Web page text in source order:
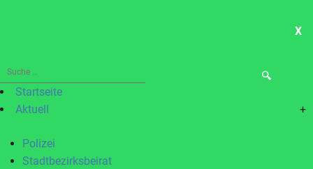
X
Suche
nach:Startseite
Aktuell
+
Polizei
Stadtbezirksbeirat